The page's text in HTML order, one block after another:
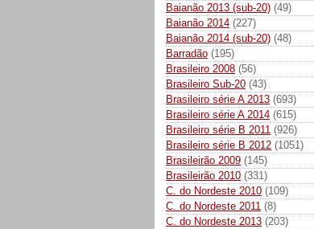
Baianão 2013 (sub-20) (49)
Baianão 2014 (227)
Baianão 2014 (sub-20) (48)
Barradão (195)
Brasileiro 2008 (56)
Brasileiro Sub-20 (43)
Brasileiro série A 2013 (693)
Brasileiro série A 2014 (615)
Brasileiro série B 2011 (926)
Brasileiro série B 2012 (1051)
Brasileirão 2009 (145)
Brasileirão 2010 (331)
C. do Nordeste 2010 (109)
C. do Nordeste 2011 (8)
C. do Nordeste 2013 (203)